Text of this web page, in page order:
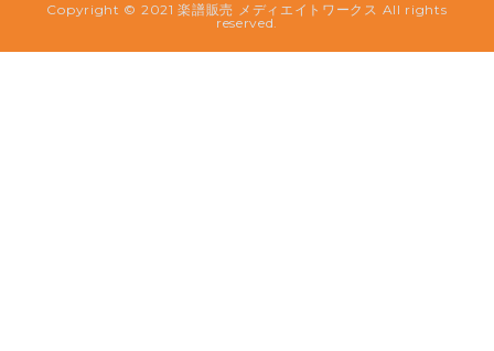
Copyright © 2021 楽譜販売 メディエイトワークス All rights
reserved.